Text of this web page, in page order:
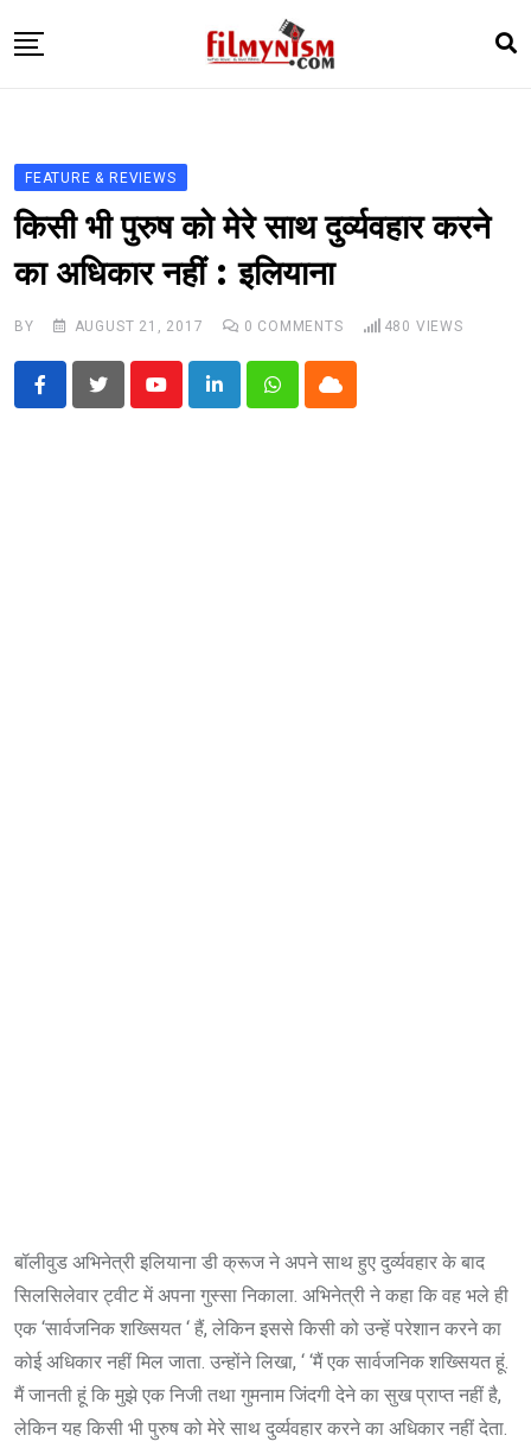
to
TELEVISION
BHOJPURI
NEWS ABTAK
STARRY SIDES
MORE
FEATURE & REVIEWS
किसी भी पुरुष को मेरे साथ दुर्व्यवहार करने
का अधिकार नहीं : इलियाना
BY AUGUST 21, 2017 0 COMMENTS 480 VIEWS
YoutubeLinkedInWhatsappCloud
बॉलीवुड अभिनेत्री इलियाना डी क्रूज ने अपने साथ हुए दुर्व्यवहार के बाद
सिलसिलेवार ट्वीट में अपना गुस्सा निकाला. अभिनेत्री ने कहा कि वह भले ही
एक ‘सार्वजनिक शख्सियत ‘ हैं, लेकिन इससे किसी को उन्हें परेशान करने का
कोई अधिकार नहीं मिल जाता. उन्होंने लिखा, ‘ ‘मैं एक सार्वजनिक शख्सियत हूं.
मैं जानती हूं कि मुझे एक निजी तथा गुमनाम जिंदगी देने का सुख प्राप्त नहीं है,
लेकिन यह किसी भी पुरुष को मेरे साथ दुर्व्यवहार करने का अधिकार नहीं देता.